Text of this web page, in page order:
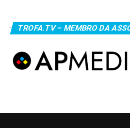
TROFA.TV – MEMBRO DA